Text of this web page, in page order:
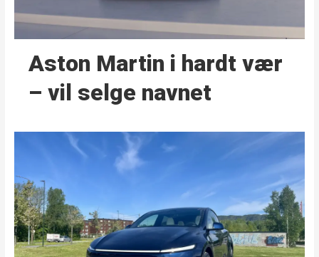
Aston Martin i hardt vær
– vil selge navnet